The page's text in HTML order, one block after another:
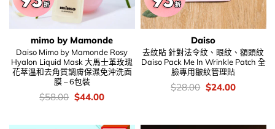
mimo by Mamonde
Daiso Mimo by Mamonde Rosy
Hyalon Liquid Mask 大馬士革玫瑰
花萃溫和去角質調膚保濕免沖洗面
膜 – 6包裝
價
錢：
$58.00 Original
price
$58.00.
$44.00Current
$44.00.
Daiso
去紋貼 針對法令紋、眼紋、額頭紋
Daiso Pack Me In Wrinkle Patch 全
臉專用皺紋管理貼
價
錢：
$28.00 Original
price
$24.00Current